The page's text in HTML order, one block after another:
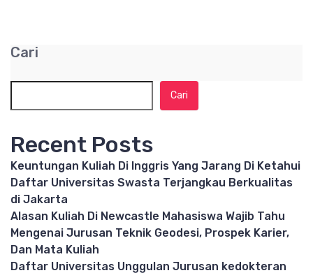
Cari
Cari
Recent Posts
Keuntungan Kuliah Di Inggris Yang Jarang Di Ketahui
Daftar Universitas Swasta Terjangkau Berkualitas
di Jakarta
Alasan Kuliah Di Newcastle Mahasiswa Wajib Tahu
Mengenai Jurusan Teknik Geodesi, Prospek Karier,
Dan Mata Kuliah
Daftar Universitas Unggulan Jurusan kedokteran